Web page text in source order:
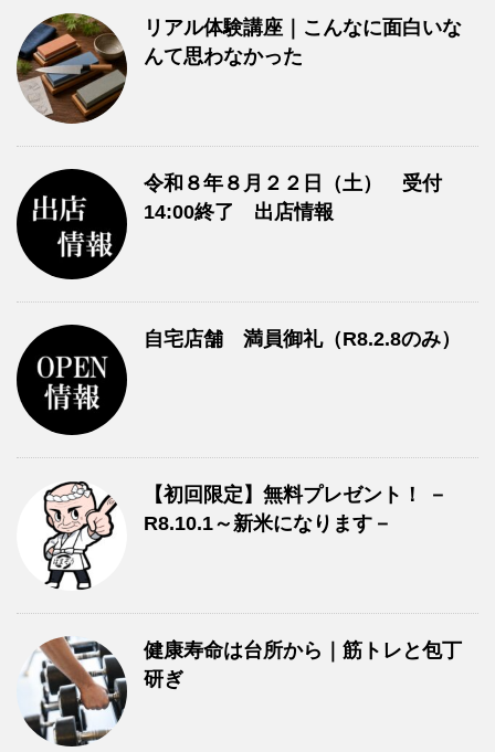
リアル体験講座｜こんなに面白いな
んて思わなかった
令和８年８月２２日（土） 受付
14:00終了 出店情報
自宅店舗 満員御礼（R8.2.8のみ）
【初回限定】無料プレゼント！ －
R8.10.1～新米になります－
健康寿命は台所から｜筋トレと包丁
研ぎ